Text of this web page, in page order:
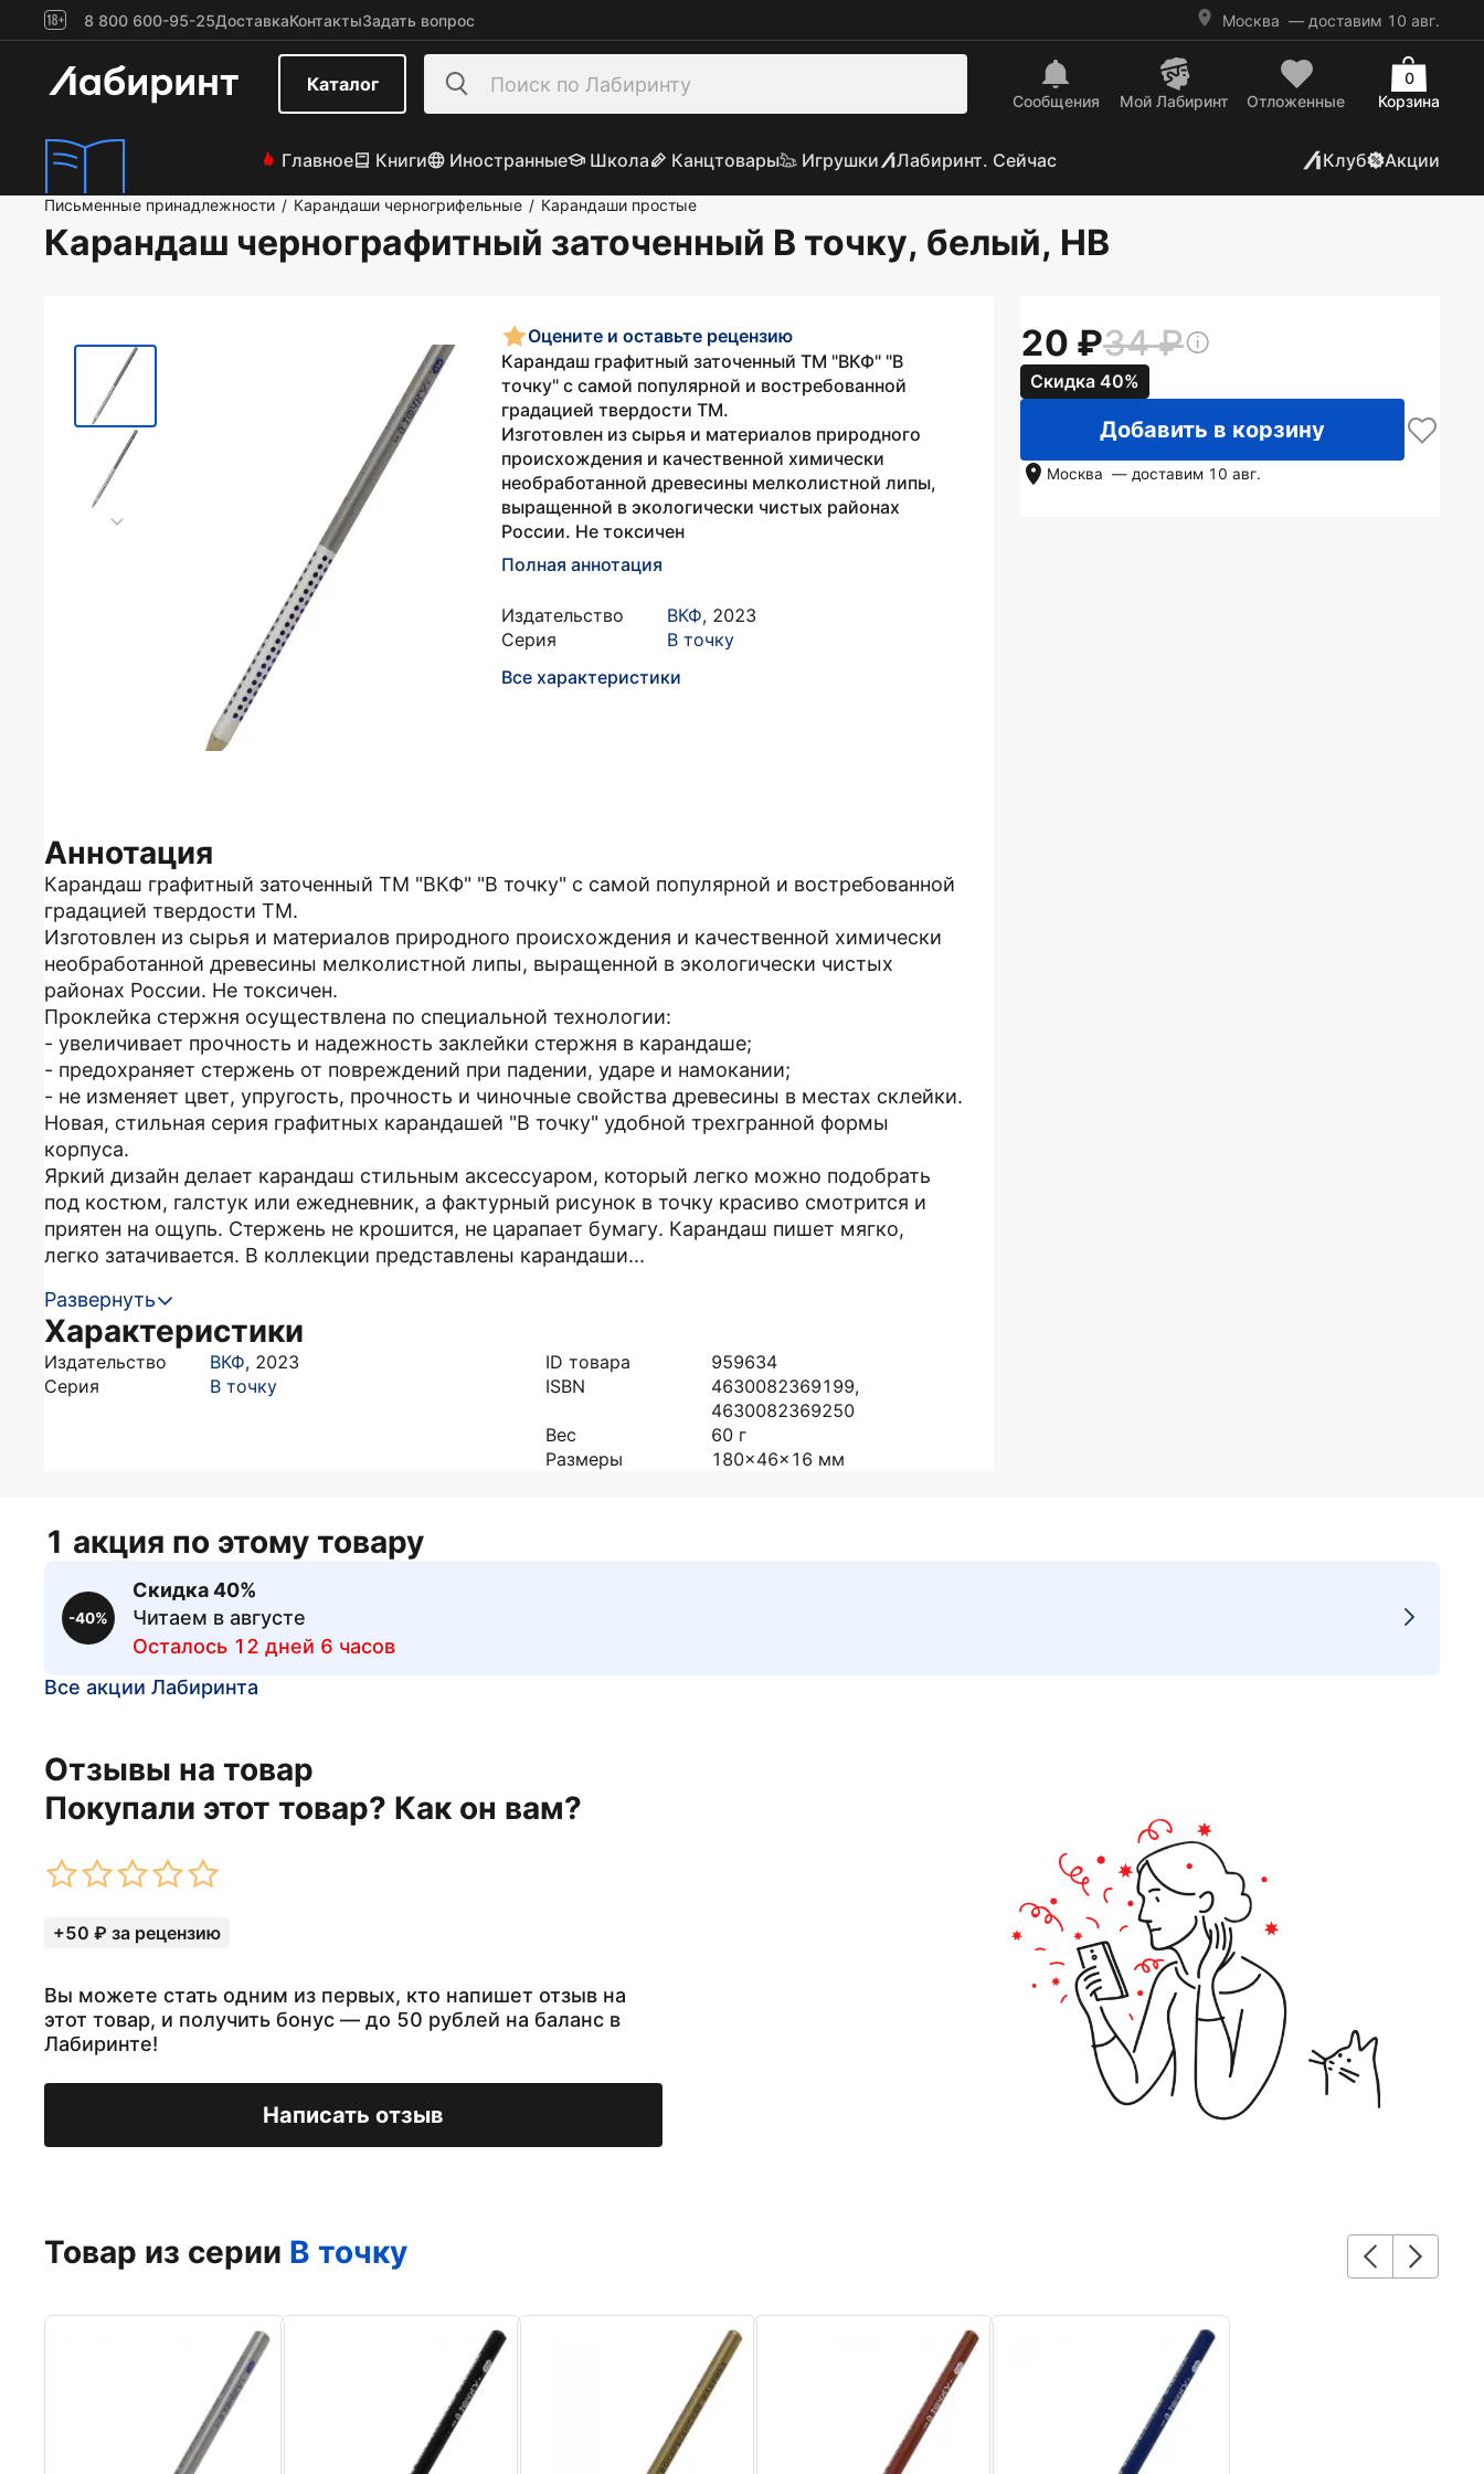
8 800 600-95-25ДоставкаКонтактыЗадать вопрос Москва — доставим 10 авг.
Каталог
Сообщения Mой Лабиринт Отложенные Корзина
0
Главное Книги Иностранные Школа Канцтовары Игрушки Лабиринт. Сейчас Клуб Акции
Письменные принадлежности / Карандаши черногрифельные / Карандаши простые
Карандаш чернографитный заточенный В точку, белый, HB
Оцените и оставьте рецензию
Карандаш графитный заточенный ТМ "ВКФ" "В
точку" с самой популярной и востребованной
градацией твердости ТМ.
Изготовлен из сырья и материалов природного
происхождения и качественной химически
необработанной древесины мелколистной липы,
выращенной в экологически чистых районах
России. Не токсичен
Полная аннотация
Издательство ВКФ, 2023
Серия
В точку
Все характеристики
Аннотация
Карандаш графитный заточенный ТМ "ВКФ" "В точку" с самой популярной и востребованной
градацией твердости ТМ.
Изготовлен из сырья и материалов природного происхождения и качественной химически
необработанной древесины мелколистной липы, выращенной в экологически чистых
районах России. Не токсичен.
Проклейка стержня осуществлена по специальной технологии:
- увеличивает прочность и надежность заклейки стержня в карандаше;
- предохраняет стержень от повреждений при падении, ударе и намокании;
- не изменяет цвет, упругость, прочность и чиночные свойства древесины в местах склейки.
Новая, стильная серия графитных карандашей "В точку" удобной трехгранной формы
корпуса.
Яркий дизайн делает карандаш стильным аксессуаром, который легко можно подобрать
под костюм, галстук или ежедневник, а фактурный рисунок в точку красиво смотрится и
приятен на ощупь. Стержень не крошится, не царапает бумагу. Карандаш пишет мягко,
легко затачивается. В коллекции представлены карандаши...
Развернуть
Характеристики
Издательство ВКФ, 2023
Серия
В точку
ID товара
959634
ISBN
4630082369199,
4630082369250
Вес
60 г
Размеры
180x46x16 мм
20 34
Скидка 40%
Добавить в корзину
Москва — доставим 10 авг.
1 акция по этому товару
-40%
Скидка 40%
Читаем в августе
Осталось 12 дней 6 часов
Все акции Лабиринта
Отзывы на товар
Покупали этот товар? Как он вам?
+50 ₽ за рецензию
Вы можете стать одним из первых, кто напишет отзыв на
этот товар, и получить бонус — до 50 рублей на баланс в
Лабиринте!
Написать отзыв
Товар из серии В точку